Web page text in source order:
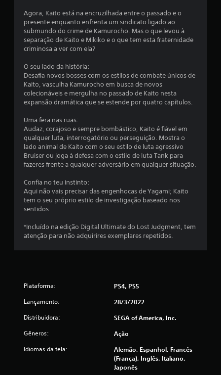
l
d
5
8
l
a
s
s
i
f
s
Agora, Kaito está na encruzilhada entre o passado e o
presente enquanto enfrenta um sindicato ligado ao
submundo do crime de Kamurocho. Mas o que levou à
separação de Kaito e Mikiko e o que tem esta fraternidade
criminosa a ver com ela?
O seu lado da história:
Desafia novos bosses com os estilos de combate únicos de
Kaito, vasculha Kamurocho em busca de novos
colecionáveis e mergulha no passado de Kaito nesta
expansão dramática que se estende por quatro capítulos.
Uma fera nas ruas:
Audaz, corajoso e sempre bombástico, Kaito é fiável em
qualquer luta, interrogatório ou perseguição. Mostra o
lado animal de Kaito com o seu estilo de luta agressivo
Bruiser ou joga à defesa com o estilo de luta Tank para
fazeres frente a qualquer adversário em qualquer situação.
Confia no teu instinto:
Aqui não vais precisar das engenhocas de Yagami; Kaito
tem o seu próprio estilo de investigação baseado nos
sentidos.
*Incluído na edição Digital Ultimate do Lost Judgment, tem
atenção para não adquirires exemplares repetidos.
Plataforma: PS4, PS5
Lançamento: 28/3/2022
Distribuidora: SEGA of America, Inc.
Gêneros: Ação
Idiomas da tela:
Alemão, Espanhol, Francês
(França), Inglês, Italiano,
Japonês